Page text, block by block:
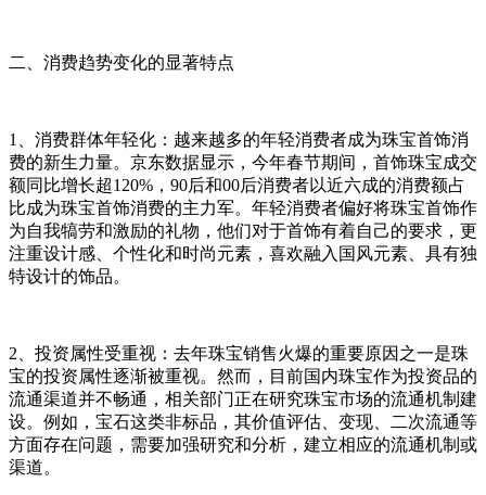
二、消费趋势变化的显著特点
1、消费群体年轻化：越来越多的年轻消费者成为珠宝首饰消
费的新生力量。京东数据显示，今年春节期间，首饰珠宝成交
额同比增长超120%，90后和00后消费者以近六成的消费额占
比成为珠宝首饰消费的主力军。年轻消费者偏好将珠宝首饰作
为自我犒劳和激励的礼物，他们对于首饰有着自己的要求，更
注重设计感、个性化和时尚元素，喜欢融入国风元素、具有独
特设计的饰品。
2、投资属性受重视：去年珠宝销售火爆的重要原因之一是珠
宝的投资属性逐渐被重视。然而，目前国内珠宝作为投资品的
流通渠道并不畅通，相关部门正在研究珠宝市场的流通机制建
设。例如，宝石这类非标品，其价值评估、变现、二次流通等
方面存在问题，需要加强研究和分析，建立相应的流通机制或
渠道。